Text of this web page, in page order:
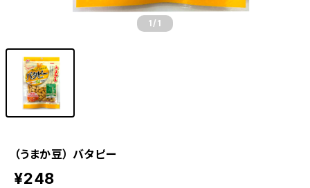
1 /1
（うまか豆） バタピー
¥248